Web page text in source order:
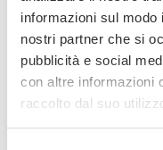
informazioni sul
nostri partner che si
pubblicità e social
con altre informazioni
raccolto dal suo
Pagain
Per saperne di
imballaggio
La tua email